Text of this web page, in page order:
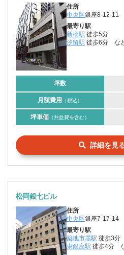
住所
中央区銀座8-12-11
最寄り駅
新橋駅 徒歩5分
汐留駅 徒歩6分 な
坪数
月額費用 （税込）
坪単価 （共益費を含む）
詳細を見
松岡銀七ビル
住所
中央区銀座7-17-14
最寄り駅
築地市場駅 徒歩3分
東銀座駅 徒歩4分